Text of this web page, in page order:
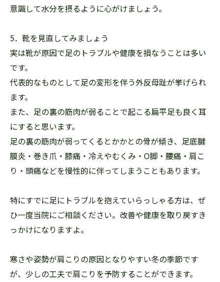
意識して水分を摂るように心がけましょう。
5．靴を見直してみましょう
実は靴が原因で足のトラブルや健康を損なうことは多い
です。
代表的なものとして足の変形を伴う外反母趾が挙げられ
ます。
また、足の裏の筋肉が弱ることで起こる扁平足も良く耳
にすると思います。
足の裏の筋肉が弱ってくるとかかとの骨が傾き、足底腱
膜炎・巻き爪・膝痛・冷えやむくみ・O脚・腰痛・肩こ
り・頭痛などを慢性的に伴ってしまうこともあります。
特にすでに足にトラブルを抱えていらっしゃる方は、ぜ
ひ一度当院にご相談ください。改善や健康を取り戻すき
っかけになりますよ。
寒さや姿勢が肩こりの原因となりやすい冬の季節です
が、少しの工夫で肩こりを予防することができます。